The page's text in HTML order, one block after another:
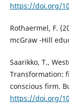
https://doi.org/
Rothaermel, F.
mcGraw -Hill
Saarikko, T.,
Transformation:
conscious firm.
https://doi.org/